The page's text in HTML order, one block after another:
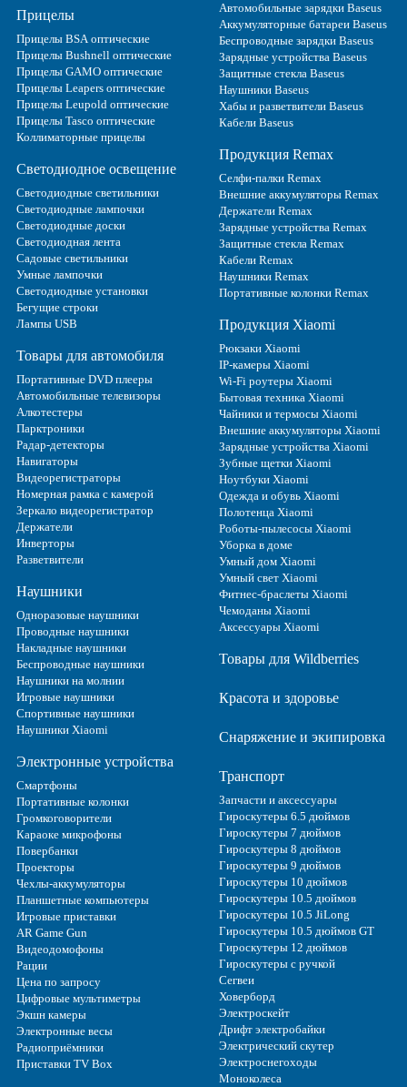
Прицелы
Прицелы BSA оптические
Прицелы Bushnell оптические
Прицелы GAMO оптические
Прицелы Leapers оптические
Прицелы Leupold оптические
Прицелы Tasco оптические
Коллиматорные прицелы
Светодиодное освещение
Светодиодные светильники
Светодиодные лампочки
Светодиодные доски
Светодиодная лента
Садовые светильники
Умные лампочки
Светодиодные установки
Бегущие строки
Лампы USB
Товары для автомобиля
Портативные DVD плееры
Автомобильные телевизоры
Алкотестеры
Парктроники
Радар-детекторы
Навигаторы
Видеорегистраторы
Номерная рамка с камерой
Зеркало видеорегистратор
Держатели
Инверторы
Разветвители
Наушники
Одноразовые наушники
Проводные наушники
Накладные наушники
Беспроводные наушники
Наушники на молнии
Игровые наушники
Спортивные наушники
Наушники Xiaomi
Электронные устройства
Смартфоны
Портативные колонки
Громкоговорители
Караоке микрофоны
Повербанки
Проекторы
Чехлы-аккумуляторы
Планшетные компьютеры
Игровые приставки
AR Game Gun
Видеодомофоны
Рации
Цена по запросу
Цифровые мультиметры
Экшн камеры
Электронные весы
Радиоприёмники
Приставки TV Box
Автомобильные зарядки Baseus
Аккумуляторные батареи Baseus
Беспроводные зарядки Baseus
Зарядные устройства Baseus
Защитные стекла Baseus
Наушники Baseus
Хабы и разветвители Baseus
Кабели Baseus
Продукция Remax
Селфи-палки Remax
Внешние аккумуляторы Remax
Держатели Remax
Зарядные устройства Remax
Защитные стекла Remax
Кабели Remax
Наушники Remax
Портативные колонки Remax
Продукция Xiaomi
Рюкзаки Xiaomi
IP-камеры Xiaomi
Wi-Fi роутеры Xiaomi
Бытовая техника Xiaomi
Чайники и термосы Xiaomi
Внешние аккумуляторы Xiaomi
Зарядные устройства Xiaomi
Зубные щетки Xiaomi
Ноутбуки Xiaomi
Одежда и обувь Xiaomi
Полотенца Xiaomi
Роботы-пылесосы Xiaomi
Уборка в доме
Умный дом Xiaomi
Умный свет Xiaomi
Фитнес-браслеты Xiaomi
Чемоданы Xiaomi
Аксессуары Xiaomi
Товары для Wildberries
Красота и здоровье
Снаряжение и экипировка
Транспорт
Запчасти и аксессуары
Гироскутеры 6.5 дюймов
Гироскутеры 7 дюймов
Гироскутеры 8 дюймов
Гироскутеры 9 дюймов
Гироскутеры 10 дюймов
Гироскутеры 10.5 дюймов
Гироскутеры 10.5 JiLong
Гироскутеры 10.5 дюймов GT
Гироскутеры 12 дюймов
Гироскутеры с ручкой
Сегвеи
Ховерборд
Электроскейт
Дрифт электробайки
Электрический скутер
Электроснегоходы
Моноколеса